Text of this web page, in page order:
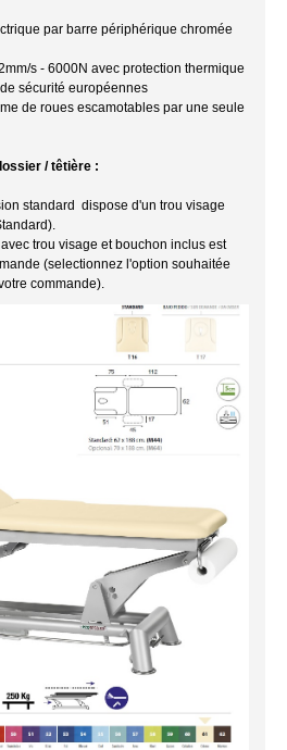
par barre périphérique chromée
s - 6000N avec protection thermique
sécurité européennes
de roues escamotables par une seule
/ têtière :
standard dispose d'un trou visage
trou visage et bouchon inclus est
(selectionnez l'option souhaitée
commande).